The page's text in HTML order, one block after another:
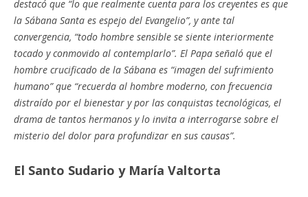
destacó que “lo que realmente cuenta para los creyentes es que
la Sábana Santa es espejo del Evangelio”, y ante tal
convergencia, “todo hombre sensible se siente interiormente
tocado y conmovido al contemplarlo”. El Papa señaló que el
hombre crucificado de la Sábana es “imagen del sufrimiento
humano” que “recuerda al hombre moderno, con frecuencia
distraído por el bienestar y por las conquistas tecnológicas, el
drama de tantos hermanos y lo invita a interrogarse sobre el
misterio del dolor para profundizar en sus causas”.
El Santo Sudario y María Valtorta